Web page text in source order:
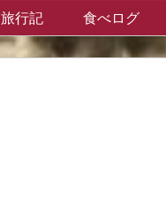
旅行記 食べログ